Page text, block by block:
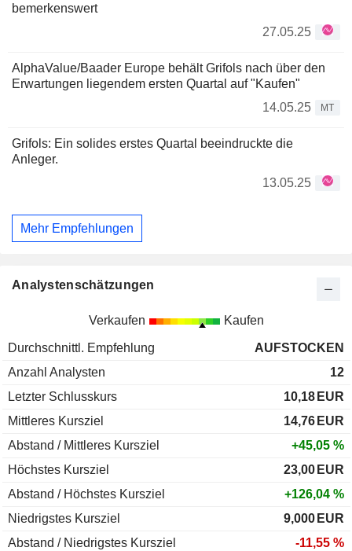
bemerkenswert
27.05.25
AlphaValue/Baader Europe behält Grifols nach über den
Erwartungen liegendem ersten Quartal auf "Kaufen"
14.05.25
MT
Grifols: Ein solides erstes Quartal beeindruckte die
Anleger.
13.05.25
Mehr Empfehlungen
Analystenschätzungen
Verkaufen Kaufen
Durchschnittl. Empfehlung
AUFSTOCKEN
Anzahl Analysten
12
Letzter Schlusskurs
10,18 EUR
Mittleres Kursziel
14,76 EUR
Abstand / Mittleres Kursziel
+45,05 %
Höchstes Kursziel
23,00 EUR
Abstand / Höchstes Kursziel
+126,04 %
Niedrigstes Kursziel
9,000 EUR
Abstand / Niedrigstes Kursziel
-11,55 %